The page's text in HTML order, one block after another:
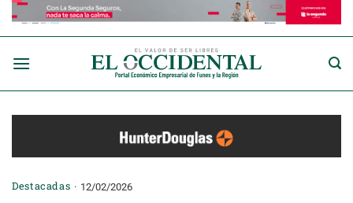
Saltar
Destacadas 12/02/2026